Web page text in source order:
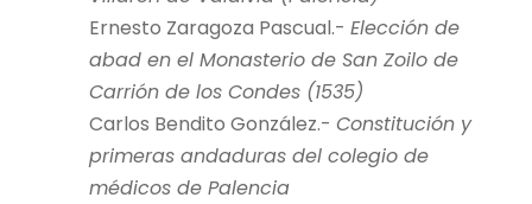
Ernesto Zaragoza Pascual.- Elección de
abad en el Monasterio de San Zoilo de
Carrión de los Condes (1535)
Carlos Bendito González.- Constitución y
primeras andaduras del colegio de
médicos de Palencia